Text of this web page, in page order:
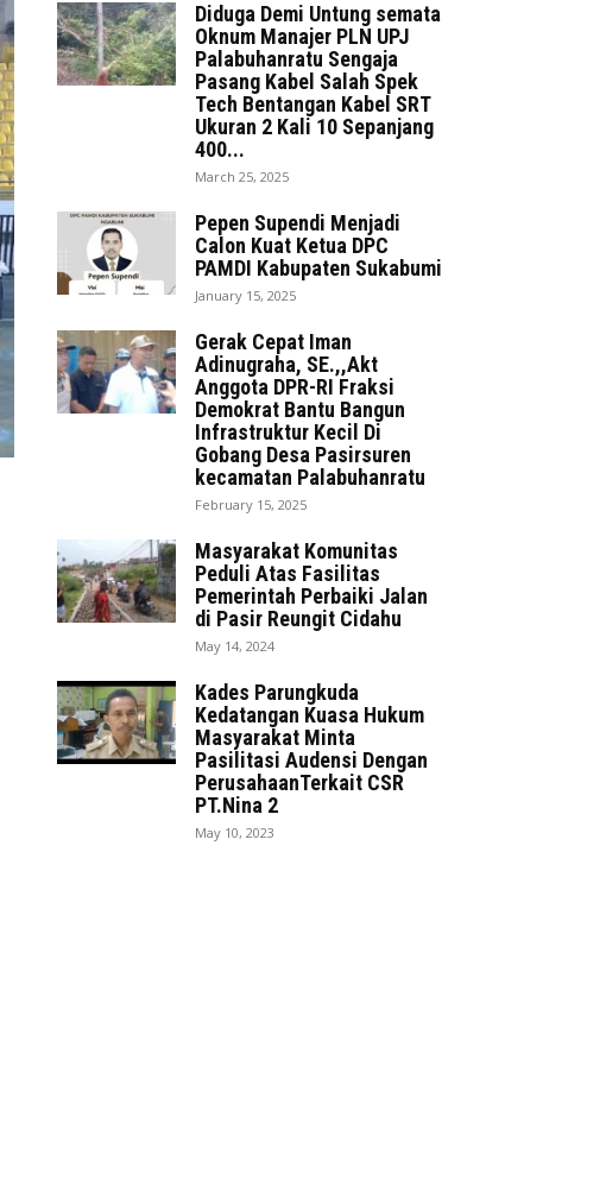
Diduga Demi Untung semata
Oknum Manajer PLN UPJ
Palabuhanratu Sengaja
Pasang Kabel Salah Spek
Tech Bentangan Kabel SRT
Ukuran 2 Kali 10 Sepanjang
400...
March 25, 2025
Pepen Supendi Menjadi
Calon Kuat Ketua DPC
PAMDI Kabupaten Sukabumi
January 15, 2025
Gerak Cepat Iman
Adinugraha, SE.,,Akt
Anggota DPR-RI Fraksi
Demokrat Bantu Bangun
Infrastruktur Kecil Di
Gobang Desa Pasirsuren
kecamatan Palabuhanratu
February 15, 2025
Masyarakat Komunitas
Peduli Atas Fasilitas
Pemerintah Perbaiki Jalan
di Pasir Reungit Cidahu
May 14, 2024
Kades Parungkuda
Kedatangan Kuasa Hukum
Masyarakat Minta
Pasilitasi Audensi Dengan
PerusahaanTerkait CSR
PT.Nina 2
May 10, 2023